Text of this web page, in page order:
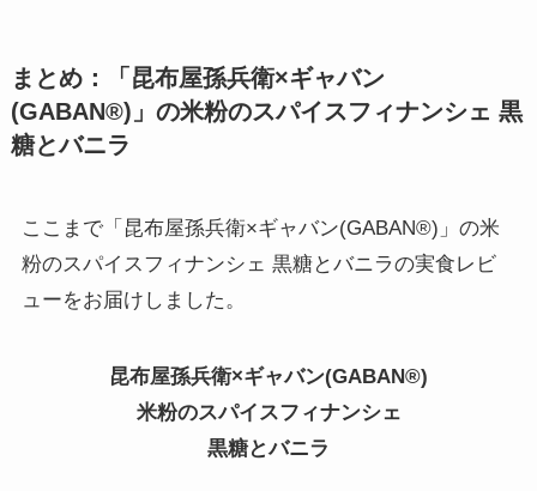
まとめ：「昆布屋孫兵衛×ギャバン
(GABAN®)」の米粉のスパイスフィナンシェ 黒
糖とバニラ
ここまで「昆布屋孫兵衛×ギャバン(GABAN®)」の米
粉のスパイスフィナンシェ 黒糖とバニラの実食レビ
ューをお届けしました。
昆布屋孫兵衛×ギャバン(GABAN®)
米粉のスパイスフィナンシェ
黒糖とバニラ